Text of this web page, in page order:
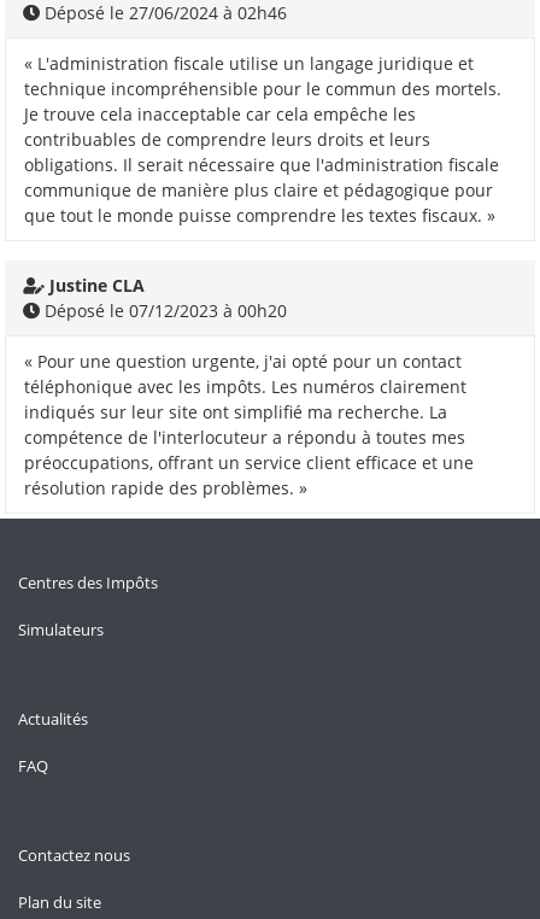
Déposé le 27/06/2024 à 02h46
« L'administration fiscale utilise un langage juridique et
technique incompréhensible pour le commun des mortels.
Je trouve cela inacceptable car cela empêche les
contribuables de comprendre leurs droits et leurs
obligations. Il serait nécessaire que l'administration fiscale
communique de manière plus claire et pédagogique pour
que tout le monde puisse comprendre les textes fiscaux. »
Justine CLA
Déposé le 07/12/2023 à 00h20
« Pour une question urgente, j'ai opté pour un contact
téléphonique avec les impôts. Les numéros clairement
indiqués sur leur site ont simplifié ma recherche. La
compétence de l'interlocuteur a répondu à toutes mes
préoccupations, offrant un service client efficace et une
résolution rapide des problèmes. »
Centres des Impôts
Simulateurs
Actualités
FAQ
Contactez nous
Plan du site